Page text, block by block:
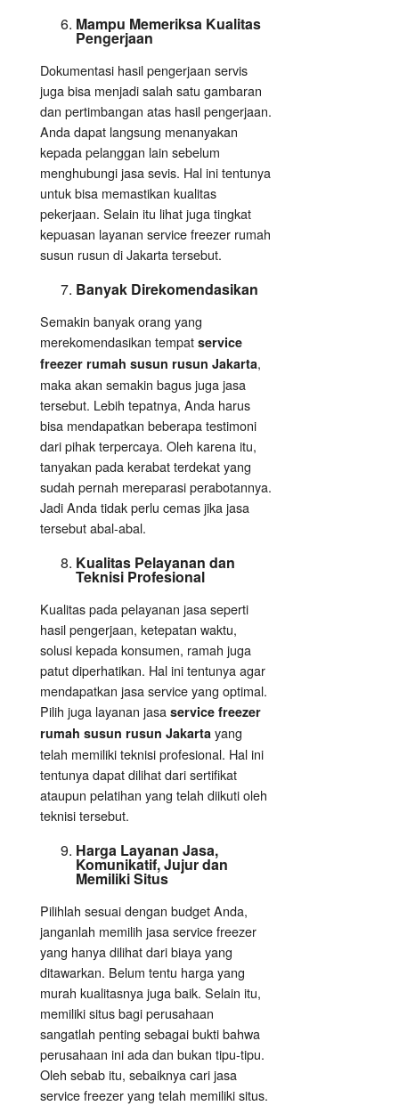
Mampu Memeriksa Kualitas
Pengerjaan
Dokumentasi hasil pengerjaan servis
juga bisa menjadi salah satu gambaran
dan pertimbangan atas hasil pengerjaan.
Anda dapat langsung menanyakan
kepada pelanggan lain sebelum
menghubungi jasa sevis. Hal ini tentunya
untuk bisa memastikan kualitas
pekerjaan. Selain itu lihat juga tingkat
kepuasan layanan service freezer rumah
susun rusun di Jakarta tersebut.
Banyak Direkomendasikan
Semakin banyak orang yang
merekomendasikan tempat service
freezer rumah susun rusun Jakarta,
maka akan semakin bagus juga jasa
tersebut. Lebih tepatnya, Anda harus
bisa mendapatkan beberapa testimoni
dari pihak terpercaya. Oleh karena itu,
tanyakan pada kerabat terdekat yang
sudah pernah mereparasi perabotannya.
Jadi Anda tidak perlu cemas jika jasa
tersebut abal-abal.
Kualitas Pelayanan dan
Teknisi Profesional
Kualitas pada pelayanan jasa seperti
hasil pengerjaan, ketepatan waktu,
solusi kepada konsumen, ramah juga
patut diperhatikan. Hal ini tentunya agar
mendapatkan jasa service yang optimal.
Pilih juga layanan jasa service freezer
rumah susun rusun Jakarta yang
telah memiliki teknisi profesional. Hal ini
tentunya dapat dilihat dari sertifikat
ataupun pelatihan yang telah diikuti oleh
teknisi tersebut.
Harga Layanan Jasa,
Komunikatif, Jujur dan
Memiliki Situs
Pilihlah sesuai dengan budget Anda,
janganlah memilih jasa service freezer
yang hanya dilihat dari biaya yang
ditawarkan. Belum tentu harga yang
murah kualitasnya juga baik. Selain itu,
memiliki situs bagi perusahaan
sangatlah penting sebagai bukti bahwa
perusahaan ini ada dan bukan tipu-tipu.
Oleh sebab itu, sebaiknya cari jasa
service freezer yang telah memiliki situs.